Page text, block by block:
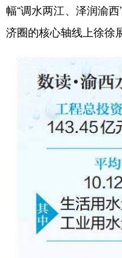
幅“调水两江、泽润渝
济圈的核心轴线上徐徐